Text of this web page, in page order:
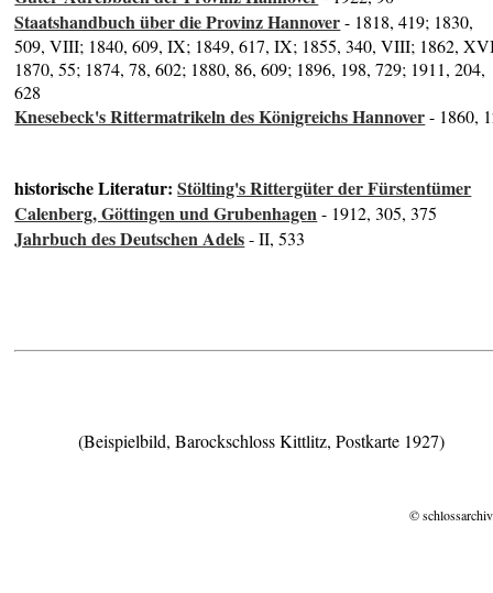
Staatshandbuch über die Provinz Hannover- 1818, 419; 1830,
509, VIII; 1840, 609, IX; 1849, 617, IX; 1855, 340, VIII; 1862,
1870, 55; 1874, 78, 602; 1880, 86, 609; 1896, 198, 729; 1911, 204,
628
Knesebeck's Rittermatrikeln des Königreichs Hannover- 1860,
historische Literatur:Stölting's Rittergüter der Fürstentümer
Calenberg, Göttingen und Grubenhagen- 1912, 305, 375
Jahrbuch des Deutschen Adels- II, 533
(Beispielbild, Barockschloss Kittlitz, Postkarte 1927)
©